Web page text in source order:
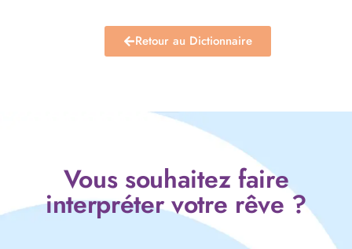
Retour au Dictionnaire
Vous souhaitez faire
interpréter votre rêve ?